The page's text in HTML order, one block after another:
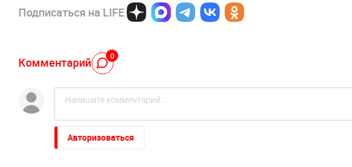
Подписаться на LIFE
Комментарий 0
Авторизоваться